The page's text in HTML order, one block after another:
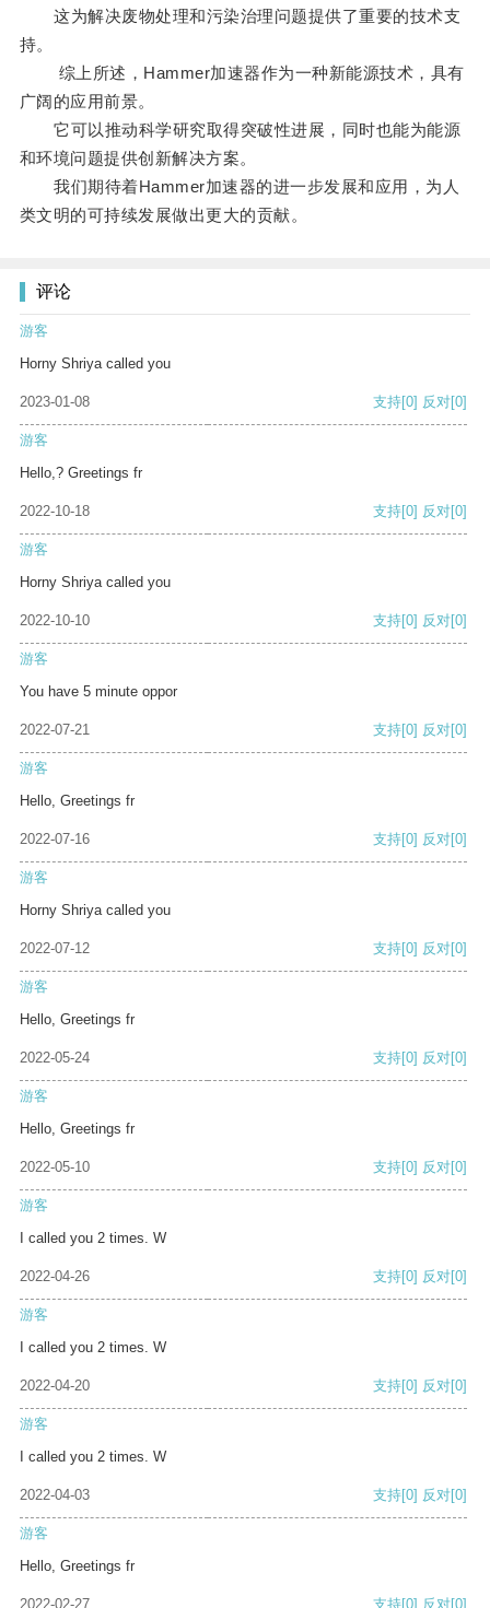
这为解决废物处理和污染治理问题提供了重要的技术支
持。
综上所述，Hammer加速器作为一种新能源技术，具有
广阔的应用前景。
它可以推动科学研究取得突破性进展，同时也能为能源
和环境问题提供创新解决方案。
我们期待着Hammer加速器的进一步发展和应用，为人
类文明的可持续发展做出更大的贡献。
评论
游客
Horny Shriya called you
2023-01-08 支持[0] 反对[0]
游客
Hello,? Greetings fr
2022-10-18 支持[0] 反对[0]
游客
Horny Shriya called you
2022-10-10 支持[0] 反对[0]
游客
You have 5 minute oppor
2022-07-21 支持[0] 反对[0]
游客
Hello, Greetings fr
2022-07-16 支持[0] 反对[0]
游客
Horny Shriya called you
2022-07-12 支持[0] 反对[0]
游客
Hello, Greetings fr
2022-05-24 支持[0] 反对[0]
游客
Hello, Greetings fr
2022-05-10 支持[0] 反对[0]
游客
I called you 2 times. W
2022-04-26 支持[0] 反对[0]
游客
I called you 2 times. W
2022-04-20 支持[0] 反对[0]
游客
I called you 2 times. W
2022-04-03 支持[0] 反对[0]
游客
Hello, Greetings fr
2022-02-27 支持[0] 反对[0]